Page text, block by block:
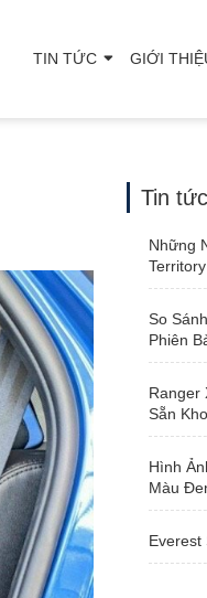
TIN TỨC GIỚI
Tin
Những
So
Phiên
Ranger
Sẵn
Hình
Màu
Everest